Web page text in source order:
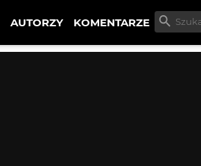
AUTORZY KOMENTARZE